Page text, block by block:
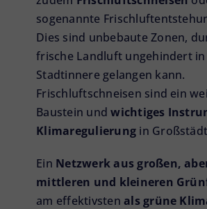
sogenannte
Dies sind unbebaute Zonen,
frische Landluft ungehindert in
Stadtinnere gelangen kann.
Frischluftschneisen sind ein
Baustein undwichtiges
Klimaregulierung in
Ein Netzwerk aus großen,
mittleren und kleineren
am effektivstenals grüne